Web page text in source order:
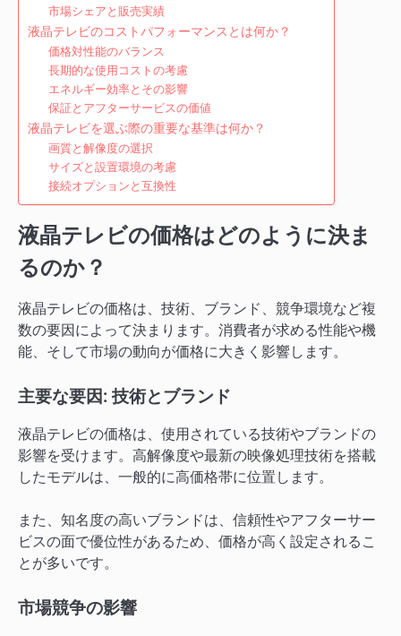
市場シェアと販売実績
液晶テレビのコストパフォーマンスとは何か？
価格対性能のバランス
長期的な使用コストの考慮
エネルギー効率とその影響
保証とアフターサービスの価値
液晶テレビを選ぶ際の重要な基準は何か？
画質と解像度の選択
サイズと設置環境の考慮
接続オプションと互換性
液晶テレビの価格はどのように決ま
るのか？
液晶テレビの価格は、技術、ブランド、競争環境など複
数の要因によって決まります。消費者が求める性能や機
能、そして市場の動向が価格に大きく影響します。
主要な要因: 技術とブランド
液晶テレビの価格は、使用されている技術やブランドの
影響を受けます。高解像度や最新の映像処理技術を搭載
したモデルは、一般的に高価格帯に位置します。
また、知名度の高いブランドは、信頼性やアフターサー
ビスの面で優位性があるため、価格が高く設定されるこ
とが多いです。
市場競争の影響